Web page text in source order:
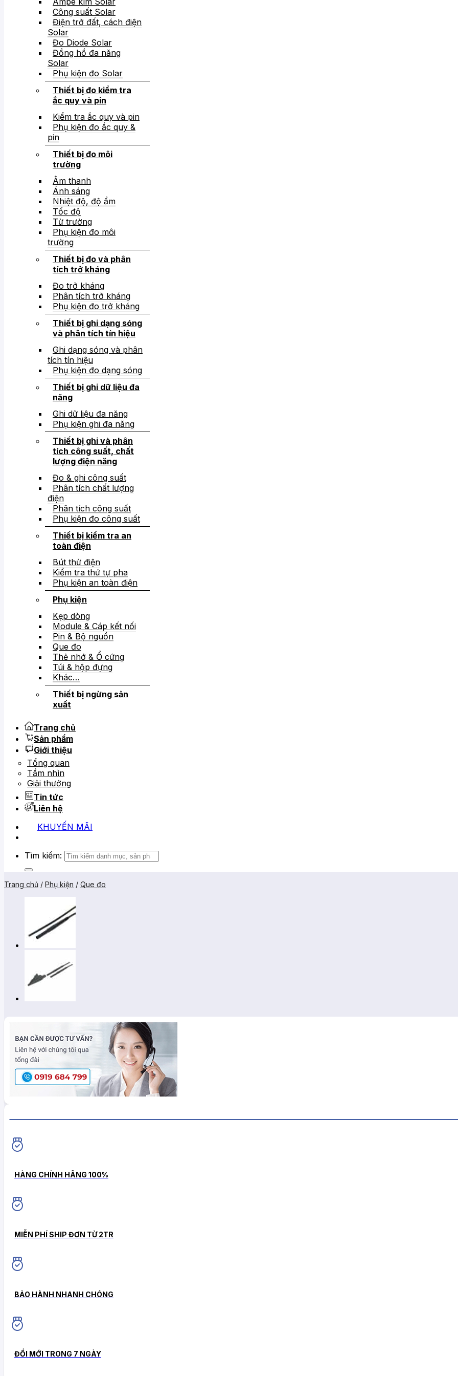
Công suất Solar
Điện trở đất, cách điện
Solar
Đo Diode Solar
Đồng hồ đa năng
Solar
Phụ kiện đo Solar
Thiết bị đo kiểm tra
ắc quy và pin
Kiểm tra ắc quy và pin
Phụ kiện đo ắc quy &
pin
Thiết bị đo môi
trường
Âm thanh
Ánh sáng
Nhiệt độ, độ ẩm
Tốc độ
Từ trường
Phụ kiện đo môi
trường
Thiết bị đo và phân
tích trở kháng
Đo trở kháng
Phân tích trở kháng
Phụ kiện đo trở kháng
Thiết bị ghi dạng sóng
và phân tích tín hiệu
Ghi dạng sóng và phân
tích tín hiệu
Phụ kiện đo dạng sóng
Thiết bị ghi dữ liệu đa
năng
Ghi dữ liệu đa năng
Phụ kiện ghi đa năng
Thiết bị ghi và phân
tích công suất, chất
lượng điện năng
Đo & ghi công suất
Phân tích chất lượng
điện
Phân tích công suất
Phụ kiện đo công suất
Thiết bị kiểm tra an
toàn điện
Bút thử điện
Kiểm tra thứ tự pha
Phụ kiện an toàn điện
Phụ kiện
Kẹp dòng
Module & Cáp kết nối
Pin & Bộ nguồn
Que đo
Thẻ nhớ & Ổ cứng
Túi & hộp đựng
Khác…
Thiết bị ngừng sản
xuất
Trang chủ
Sản phẩm
Giới thiệu
Tổng quan
Tầm nhìn
Giải thưởng
Tin tức
Liên hệ
KHUYẾN MÃI
Tìm kiếm:
Trang chủ / Phụ kiện / Que đo
HÀNG CHÍNH HÃNG 100%
MIỄN PHÍ SHIP ĐƠN TỪ 2TR
BẢO HÀNH NHANH CHÓNG
ĐỔI MỚI TRONG 7 NGÀY